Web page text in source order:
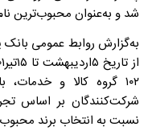
شد و به‌عنوان محبوب‌ترین
به‌گزارش روابط عمومی بانک
شرکت‌کنندگان بر اساس
نسبت به انتخاب برند